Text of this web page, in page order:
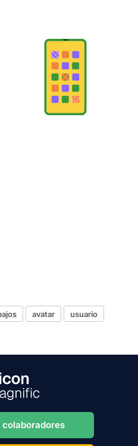
avatar
usuario